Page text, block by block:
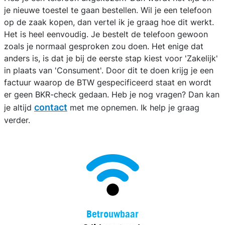
je nieuwe toestel te gaan bestellen. Wil je een telefoon
op de zaak kopen, dan vertel ik je graag hoe dit werkt.
Het is heel eenvoudig. Je bestelt de telefoon gewoon
zoals je normaal gesproken zou doen. Het enige dat
anders is, is dat je bij de eerste stap kiest voor 'Zakelijk'
in plaats van 'Consument'. Door dit te doen krijg je een
factuur waarop de BTW gespecificeerd staat en wordt
er geen BKR-check gedaan. Heb je nog vragen? Dan kan
je altijd contact met me opnemen. Ik help je graag
verder.
Betrouwbaar